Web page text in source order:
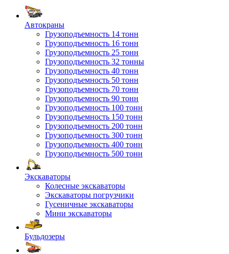
Автокраны
Грузоподъемность 14 тонн
Грузоподъемность 16 тонн
Грузоподъемность 25 тонн
Грузоподъемность 32 тонны
Грузоподъемность 40 тонн
Грузоподъемность 50 тонн
Грузоподъемность 70 тонн
Грузоподъемность 90 тонн
Грузоподъемность 100 тонн
Грузоподъемность 150 тонн
Грузоподъемность 200 тонн
Грузоподъемность 300 тонн
Грузоподъемность 400 тонн
Грузоподъемность 500 тонн
Экскаваторы
Колесные экскаваторы
Экскаваторы погрузчики
Гусеничные экскаваторы
Мини экскаваторы
Бульдозеры